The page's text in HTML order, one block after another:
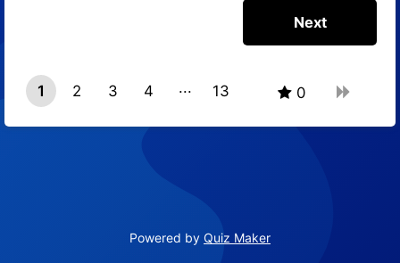
1 2 3
4
13 0
Powered by Quiz Maker